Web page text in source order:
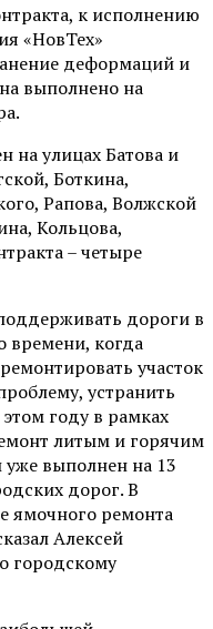
к исполнению
«НовТех»
деформаций и
выполнено на
улицах Батова и
Боткина,
Рапова, Волжской
Кольцова,
– четыре
дороги в
времени, когда
участок
устранить
году в рамках
литым и горячим
уже выполнен на 13
дорог. В
ямочного ремонта
Алексей
городскому